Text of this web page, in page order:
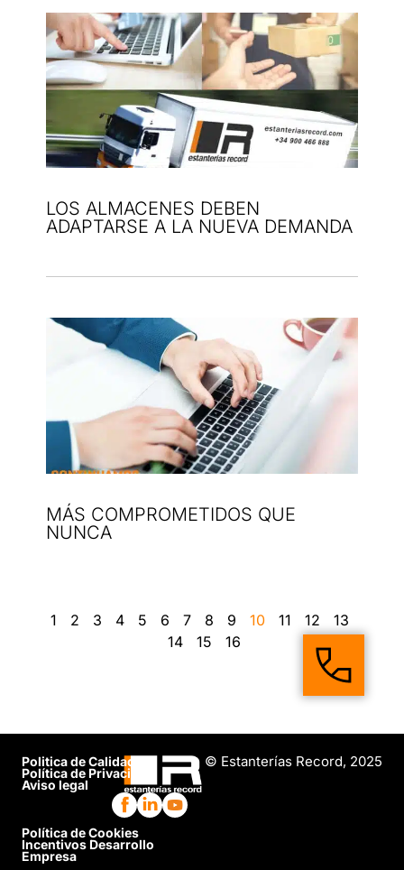
LOS ALMACENES DEBEN
ADAPTARSE A LA NUEVA DEMANDA
MÁS COMPROMETIDOS QUE
NUNCA
1 2 3 4 5 6 7 8 9 10 11 12
13
14
15 16
Politica de Calidad
Política de Privacidad
Aviso legal
Política de Cookies
Incentivos Desarrollo
Empresa
© Estanterías Record, 2025